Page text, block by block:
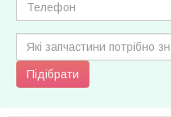
Підібрати